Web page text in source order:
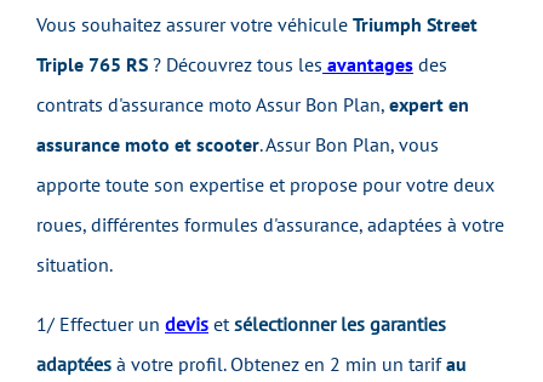
Vous souhaitez assurer votre véhicule Triumph Street
Triple 765 RS ? Découvrez tous les avantages des
contrats d'assurance moto Assur Bon Plan, expert en
assurance moto et scooter. Assur Bon Plan, vous
apporte toute son expertise et propose pour votre deux
roues, différentes formules d'assurance, adaptées à votre
situation.
1/ Effectuer un devis etsélectionner les garanties
adaptées à votre profil. Obtenez en 2 min un tarifau